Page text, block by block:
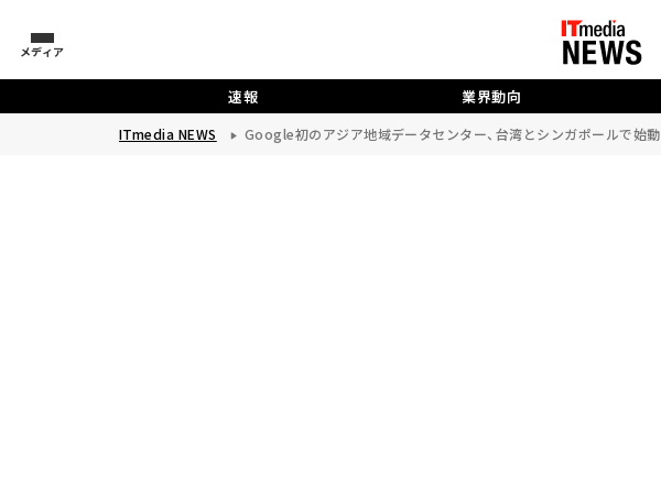
メディア
速報 業界動向
ITmedia NEWS Google初のアジア地域データセンター、台湾とシンガポールで始動